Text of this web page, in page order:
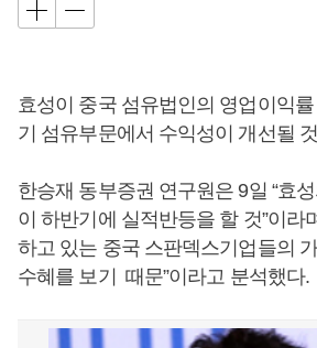
효성이 중국 섬유법인의 영업이익
기 섬유부문에서 수익성이 개선될
한승재 동부증권 연구원은 9일 “효
이 하반기에 실적반등을 할 것”이라
하고 있는 중국 스판덱스기업들의
수혜를 보기 때문”이라고 분석했다.